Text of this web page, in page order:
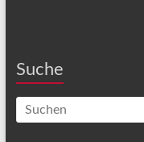
Suche